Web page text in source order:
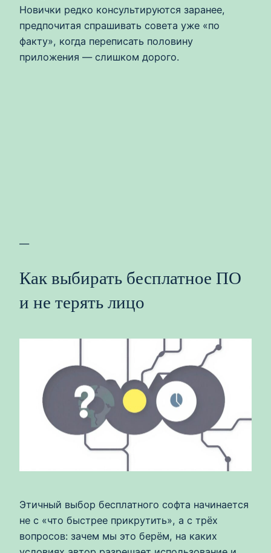
Новички редко консультируются заранее,
предпочитая спрашивать совета уже «по
факту», когда переписать половину
приложения — слишком дорого.
—
Как выбирать бесплатное ПО
и не терять лицо
Этичный выбор бесплатного софта начинается
не с «что быстрее прикрутить», а с трёх
вопросов: зачем мы это берём, на каких